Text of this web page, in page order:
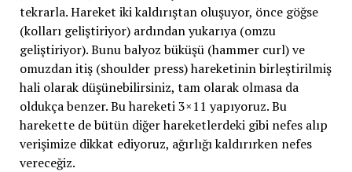
tekrarla. Hareket iki kaldırıştan oluşuyor, önce göğse
(kolları geliştiriyor) ardından yukarıya (omzu
geliştiriyor). Bunu balyoz büküşü (hammer curl) ve
omuzdan itiş (shoulder press) hareketinin birleştirilmiş
hali olarak düşünebilirsiniz, tam olarak olmasa da
oldukça benzer. Bu hareketi 3×11 yapıyoruz. Bu
harekette de bütün diğer hareketlerdeki gibi nefes alıp
verişimize dikkat ediyoruz, ağırlığı kaldırırken nefes
vereceğiz.